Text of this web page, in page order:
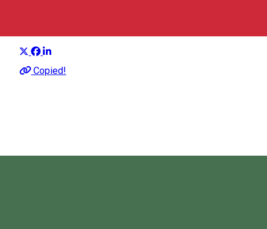
Copied!
Despre